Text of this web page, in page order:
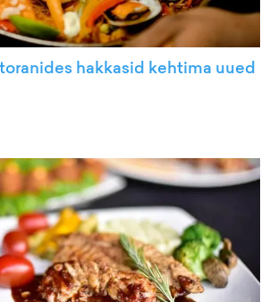
hakkasid kehtima uued